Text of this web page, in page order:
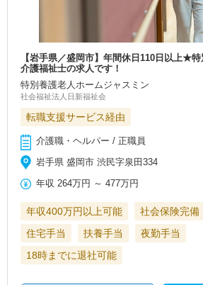
【岩手県／盛岡市】年間休日110日以上★
介護福祉士の求人です！
特別養護老人ホームジャスミン
社会福祉法人日新福祉会
転職支援サービス経由
介護職・ヘルパー / 正職員
岩手県 盛岡市 渋民字泉田334
年収 264万円 ～477万円
年収400万円以上可能 社会保険完備
住宅手当
扶養手当
夜勤手当
18時までに退社可能